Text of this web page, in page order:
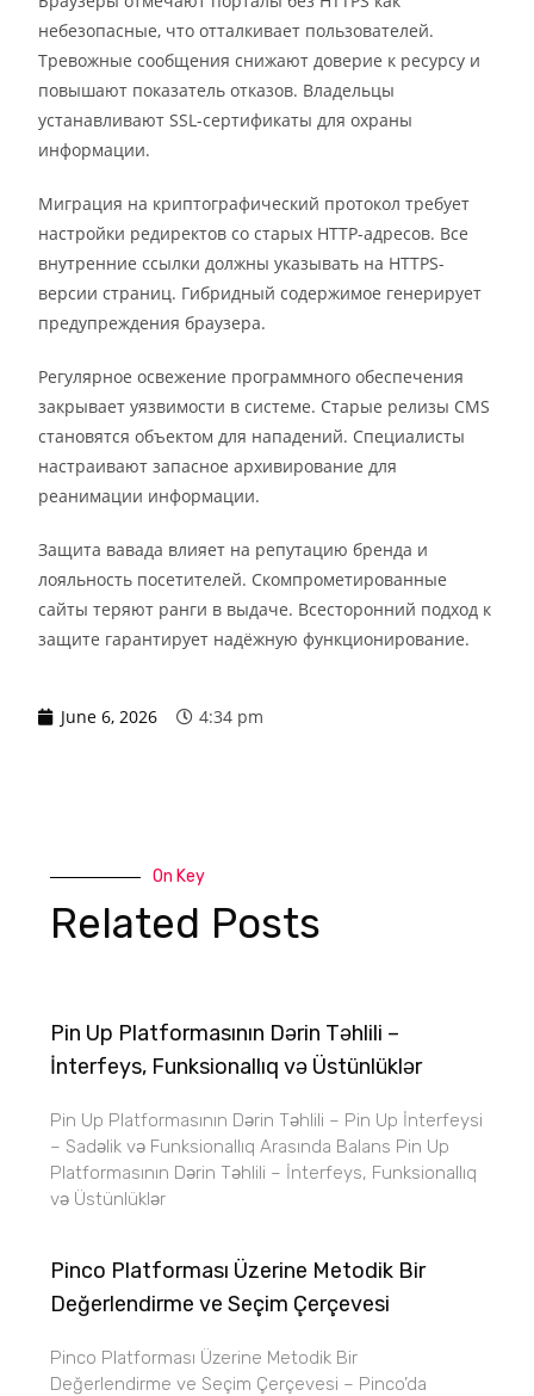
небезопасные, что отталкивает пользователей.
Тревожные сообщения снижают доверие к ресурсу и
повышают показатель отказов. Владельцы
устанавливают SSL-сертификаты для охраны
информации.
Миграция на криптографический протокол требует
настройки редиректов со старых HTTP-адресов. Все
внутренние ссылки должны указывать на HTTPS-
версии страниц. Гибридный содержимое генерирует
предупреждения браузера.
Регулярное освежение программного обеспечения
закрывает уязвимости в системе. Старые релизы CMS
становятся объектом для нападений. Специалисты
настраивают запасное архивирование для
реанимации информации.
Защита вавада влияет на репутацию бренда и
лояльность посетителей. Скомпрометированные
сайты теряют ранги в выдаче. Всесторонний подход к
защите гарантирует надёжную функционирование.
June 6, 2026 4:34 pm
On Key
Related Posts
Pin Up Platformasının Dərin Təhlili –
İnterfeys, Funksionallıq və Üstünlüklər
Pin Up Platformasının Dərin Təhlili – Pin Up İnterfeysi
– Sadəlik və Funksionallıq Arasında Balans Pin Up
Platformasının Dərin Təhlili – İnterfeys, Funksionallıq
və Üstünlüklər
Pinco Platforması Üzerine Metodik Bir
Değerlendirme ve Seçim Çerçevesi
Pinco Platforması Üzerine Metodik Bir
Değerlendirme ve Seçim Çerçevesi – Pinco’da